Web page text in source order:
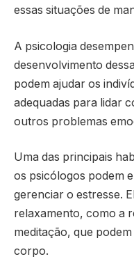
essas situações de
A psicologia
desenvolvimento
podem ajudar os
adequadas para lidar
outros problemas
Uma das principais
os psicólogos podem
gerenciar o estresse.
relaxamento, como a
meditação, que
corpo.